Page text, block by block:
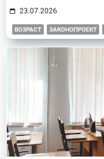
23.07.2026
ВОЗРАСТ ЗАКОНОПРОЕКТ